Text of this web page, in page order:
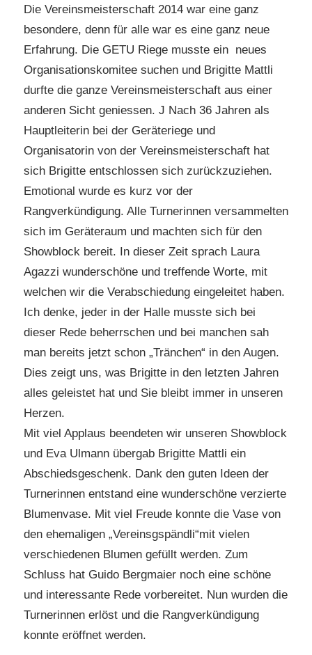
Die Vereinsmeisterschaft 2014 war eine ganz
besondere, denn für alle war es eine ganz neue
Erfahrung. Die GETU Riege musste ein neues
Organisationskomitee suchen und Brigitte Mattli
durfte die ganze Vereinsmeisterschaft aus einer
anderen Sicht geniessen. J Nach 36 Jahren als
Hauptleiterin bei der Geräteriege und
Organisatorin von der Vereinsmeisterschaft hat
sich Brigitte entschlossen sich zurückzuziehen.
Emotional wurde es kurz vor der
Rangverkündigung. Alle Turnerinnen versammelten
sich im Geräteraum und machten sich für den
Showblock bereit. In dieser Zeit sprach Laura
Agazzi wunderschöne und treffende Worte, mit
welchen wir die Verabschiedung eingeleitet haben.
Ich denke, jeder in der Halle musste sich bei
dieser Rede beherrschen und bei manchen sah
man bereits jetzt schon „Tränchen“ in den Augen.
Dies zeigt uns, was Brigitte in den letzten Jahren
alles geleistet hat und Sie bleibt immer in unseren
Herzen.
Mit viel Applaus beendeten wir unseren Showblock
und Eva Ulmann übergab Brigitte Mattli ein
Abschiedsgeschenk. Dank den guten Ideen der
Turnerinnen entstand eine wunderschöne verzierte
Blumenvase. Mit viel Freude konnte die Vase von
den ehemaligen „Vereinsgspändli“mit vielen
verschiedenen Blumen gefüllt werden. Zum
Schluss hat Guido Bergmaier noch eine schöne
und interessante Rede vorbereitet. Nun wurden die
Turnerinnen erlöst und die Rangverkündigung
konnte eröffnet werden.